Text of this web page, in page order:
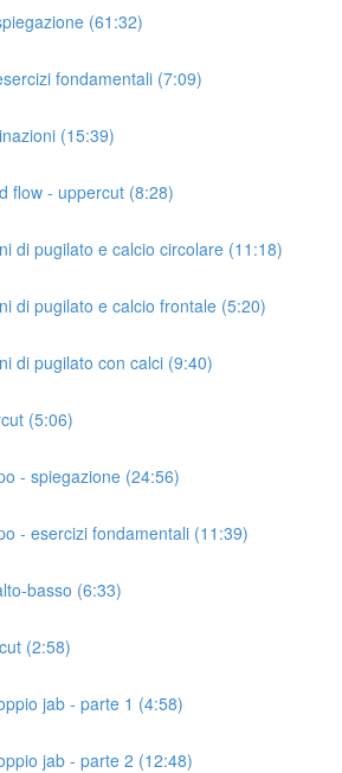
(61:32)
fondamentali (7:09)
(15:39)
flow - uppercut (8:28)
di pugilato e calcio circolare (11:18)
di pugilato e calcio frontale (5:20)
di pugilato con calci (9:40)
(5:06)
- spiegazione (24:56)
- esercizi fondamentali (11:39)
basso (6:33)
(2:58)
jab - parte 1 (4:58)
jab - parte 2 (12:48)